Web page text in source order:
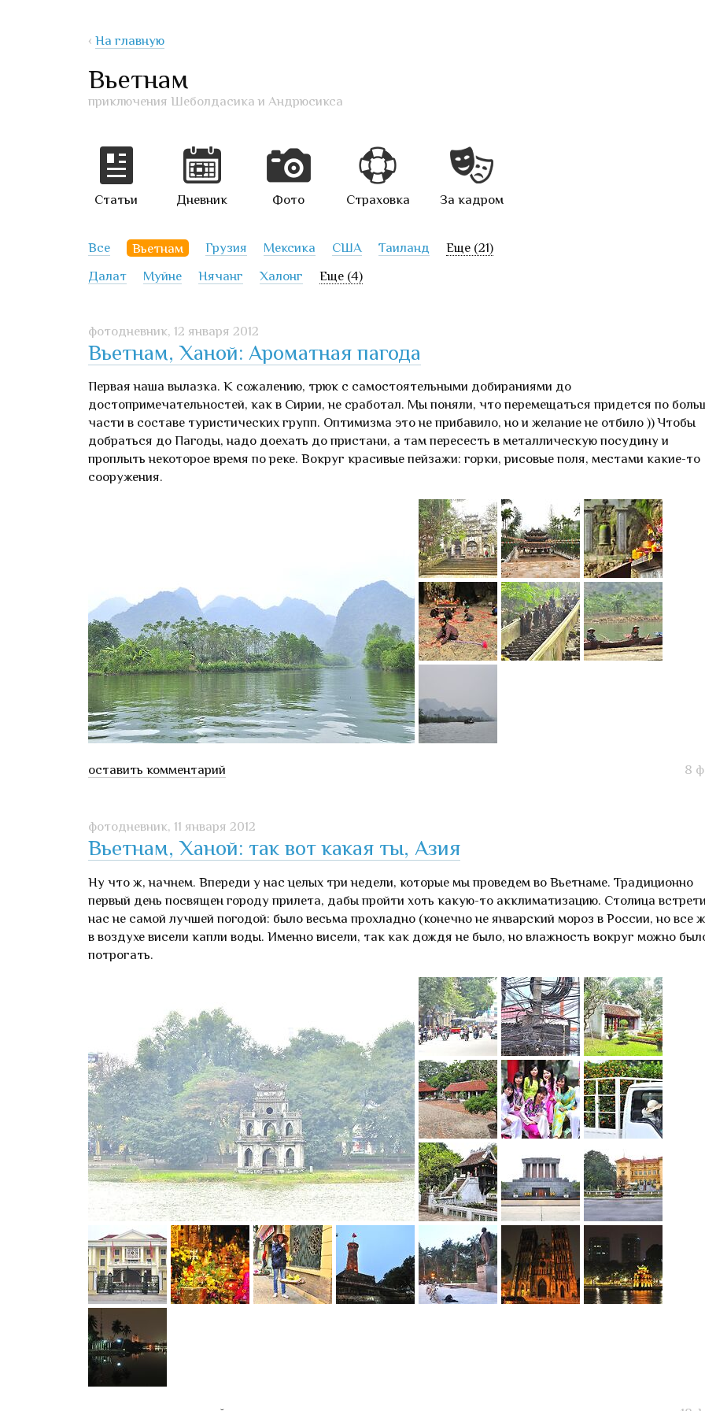
‹ На главную
Вьетнам
приключения Шеболдасика и Андрюсикса
Статьи Дневник Фото Страховка За кадром
Все Вьетнам Грузия Мексика США Таиланд
Еще (21)
Далат
Муйне Нячанг Халонг Еще (4)
фотодневник, 12 января 2012
Вьетнам, Ханой: Ароматная пагода
Первая наша вылазка. К сожалению, трюк с самостоятельными добираниями до
достопримечательностей, как в Сирии, не сработал. Мы поняли, что перемещаться придется по
части в составе туристических групп. Оптимизма это не прибавило, но и желание не отбило )) Чтобы
добраться до Пагоды, надо доехать до пристани, а там пересесть в металлическую посудину и
проплыть некоторое время по реке. Вокруг красивые пейзажи: горки, рисовые поля, местами какие-то
сооружения.
оставить комментарий 8
фотодневник, 11 января 2012
Вьетнам, Ханой: так вот какая ты, Азия
Ну что ж, начнем. Впереди у нас целых три недели, которые мы проведем во Вьетнаме. Традиционно
первый день посвящен городу прилета, дабы пройти хоть какую-то акклиматизацию. Столица
нас не самой лучшей погодой: было весьма прохладно (конечно не январский мороз в России, но все
в воздухе висели капли воды. Именно висели, так как дождя не было, но влажность вокруг можно
потрогать.